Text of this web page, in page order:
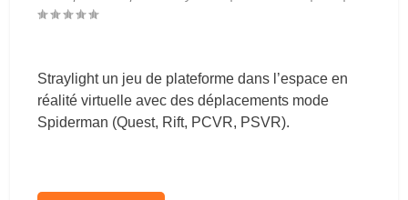
Straylight un jeu de plateforme dans l’espace en
réalité virtuelle avec des déplacements mode
Spiderman (Quest, Rift, PCVR, PSVR).